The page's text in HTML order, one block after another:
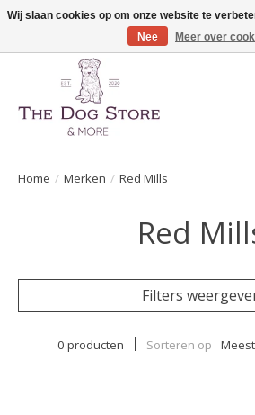
De speciaalzaak in hondenartikelen en meer!
Home / Merken / Red Mills
Red
Filters
0 producten Sorteren op
Wij slaan cookies op om onze website te
Nee
Meer over